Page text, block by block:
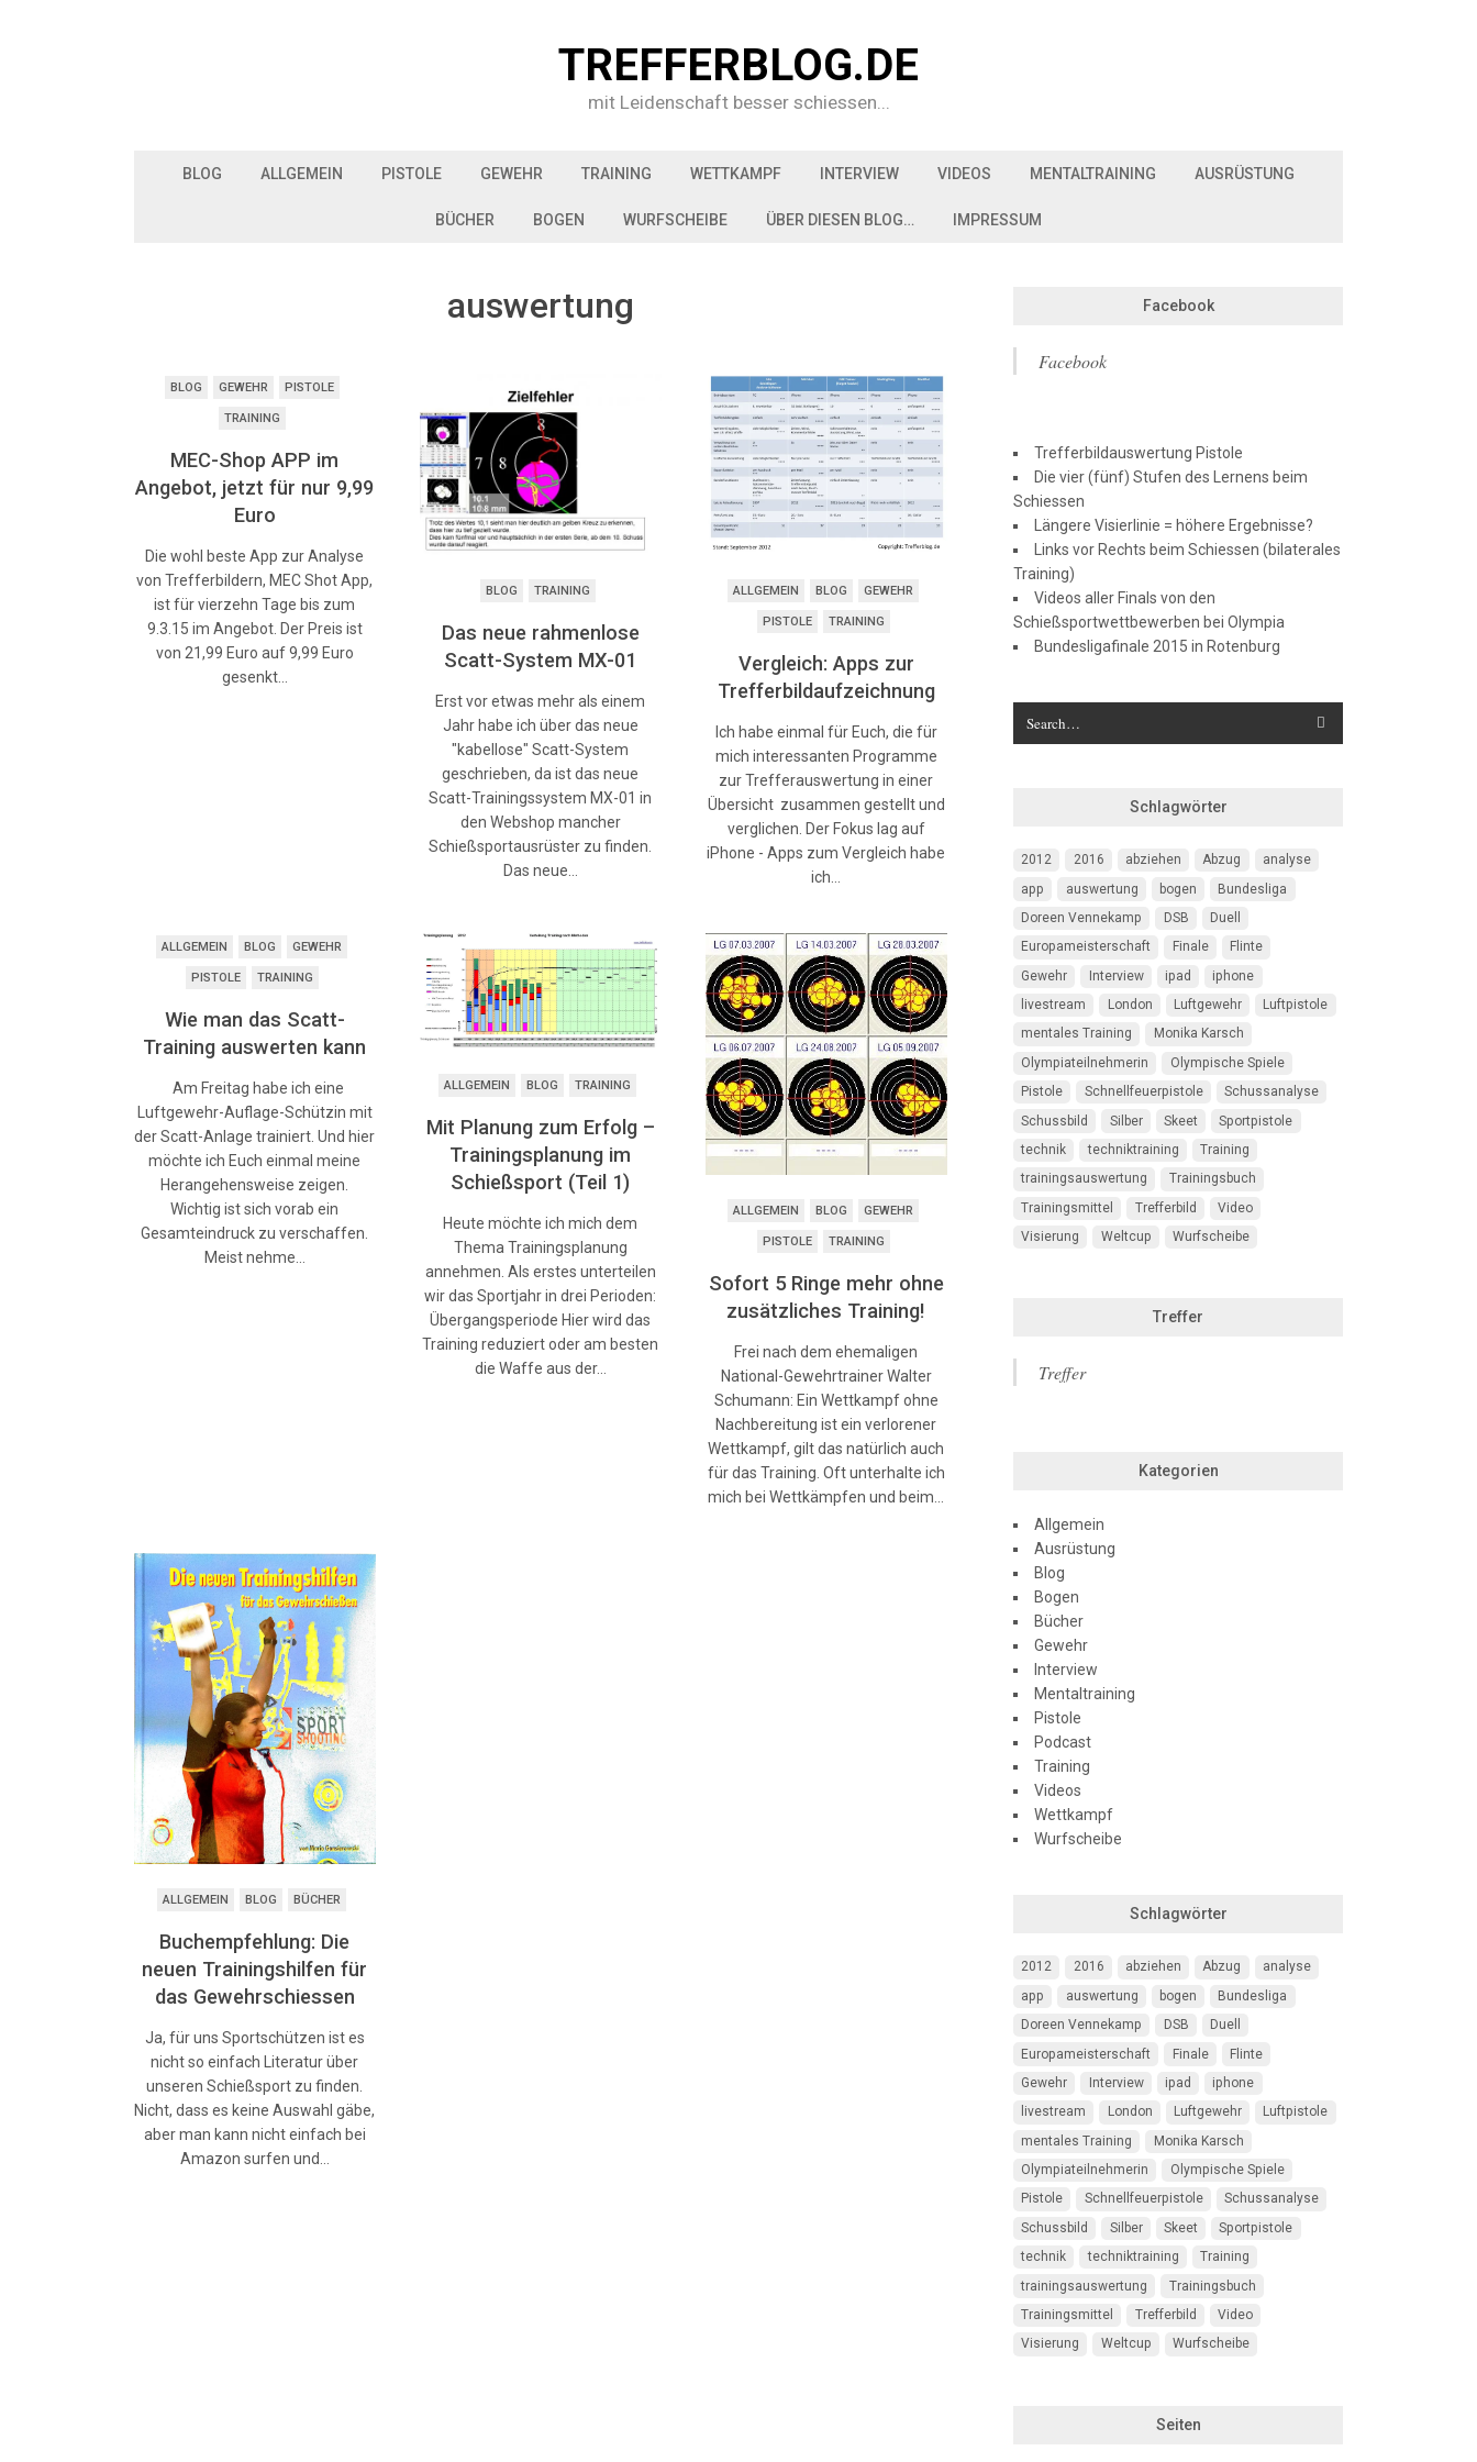
TREFFERBLOG.DE
mit Leidenschaft besser schiessen...
BLOG ALLGEMEIN PISTOLE GEWEHR TRAINING WETTKAMPF INTERVIEW VIDEOS MENTALTRAINING AUSRÜSTUNG
BÜCHER BOGEN WURFSCHEIBE ÜBER DIESEN BLOG… IMPRESSUM
auswertung
BLOG GEWEHR PISTOLE
TRAINING
MEC-Shop APP im
Angebot, jetzt für nur 9,99
Euro
Die wohl beste App zur Analyse
von Trefferbildern, MEC Shot App,
ist für vierzehn Tage bis zum
9.3.15 im Angebot. Der Preis ist
von 21,99 Euro auf 9,99 Euro
gesenkt…
BLOG TRAINING
Das neue rahmenlose
Scatt-System MX-01
Erst vor etwas mehr als einem
Jahr habe ich über das neue
"kabellose" Scatt-System
geschrieben, da ist das neue
Scatt-Trainingssystem MX-01 in
den Webshop mancher
Schießsportausrüster zu finden.
Das neue…
ALLGEMEIN BLOG GEWEHR
PISTOLE TRAINING
Vergleich: Apps zur
Trefferbildaufzeichnung
Ich habe einmal für Euch, die für
mich interessanten Programme
zur Trefferauswertung in einer
Übersicht zusammen gestellt und
verglichen. Der Fokus lag auf
iPhone - Apps zum Vergleich habe
ich…
ALLGEMEIN BLOG GEWEHR
PISTOLE TRAINING
Wie man das Scatt-
Training auswerten kann
Am Freitag habe ich eine
Luftgewehr-Auflage-Schützin mit
der Scatt-Anlage trainiert. Und hier
möchte ich Euch einmal meine
Herangehensweise zeigen.
Wichtig ist sich vorab ein
Gesamteindruck zu verschaffen.
Meist nehme…
ALLGEMEIN BLOG TRAINING
Mit Planung zum Erfolg –
Trainingsplanung im
Schießsport (Teil 1)
Heute möchte ich mich dem
Thema Trainingsplanung
annehmen. Als erstes unterteilen
wir das Sportjahr in drei Perioden:
Übergangsperiode Hier wird das
Training reduziert oder am besten
die Waffe aus der…
ALLGEMEIN BLOG GEWEHR
PISTOLE TRAINING
Sofort 5 Ringe mehr ohne
zusätzliches Training!
Frei nach dem ehemaligen
National-Gewehrtrainer Walter
Schumann: Ein Wettkampf ohne
Nachbereitung ist ein verlorener
Wettkampf, gilt das natürlich auch
für das Training. Oft unterhalte ich
mich bei Wettkämpfen und beim…
ALLGEMEIN BLOG BÜCHER
Buchempfehlung: Die
neuen Trainingshilfen für
das Gewehrschiessen
Ja, für uns Sportschützen ist es
nicht so einfach Literatur über
unseren Schießsport zu finden.
Nicht, dass es keine Auswahl gäbe,
aber man kann nicht einfach bei
Amazon surfen und…
Facebook
Facebook
Trefferbildauswertung Pistole
Die vier (fünf) Stufen des Lernens beim
Schiessen
Längere Visierlinie = höhere Ergebnisse?
Links vor Rechts beim Schiessen (bilaterales
Training)
Videos aller Finals von den
Schießsportwettbewerben bei Olympia
Bundesligafinale 2015 in Rotenburg
Schlagwörter
2012 2016 abziehen Abzug
analyse
app
auswertung bogen
Bundesliga
Doreen Vennekamp
DSB
Duell
Europameisterschaft
Finale
Flinte
Gewehr
Interview ipad
iphone
livestream
London Luftgewehr
Luftpistole
mentales Training
Monika Karsch
Olympiateilnehmerin
Olympische Spiele
Pistole
Schnellfeuerpistole
Schussanalyse
Schussbild
Silber Skeet
Sportpistole
technik
techniktraining
Training
trainingsauswertung
Trainingsbuch
Trainingsmittel
Trefferbild
Video
Visierung
Weltcup Wurfscheibe
Treffer
Treffer
Kategorien
Allgemein
Ausrüstung
Blog
Bogen
Bücher
Gewehr
Interview
Mentaltraining
Pistole
Podcast
Training
Videos
Wettkampf
Wurfscheibe
Schlagwörter
2012 2016 abziehen Abzug
analyse
app
auswertung bogen
Bundesliga
Doreen Vennekamp
DSB
Duell
Europameisterschaft
Finale
Flinte
Gewehr
Interview ipad
iphone
livestream
London Luftgewehr
Luftpistole
mentales Training
Monika Karsch
Olympiateilnehmerin
Olympische Spiele
Pistole
Schnellfeuerpistole
Schussanalyse
Schussbild
Silber Skeet
Sportpistole
technik
techniktraining
Training
trainingsauswertung
Trainingsbuch
Trainingsmittel
Trefferbild
Video
Visierung
Weltcup Wurfscheibe
Seiten